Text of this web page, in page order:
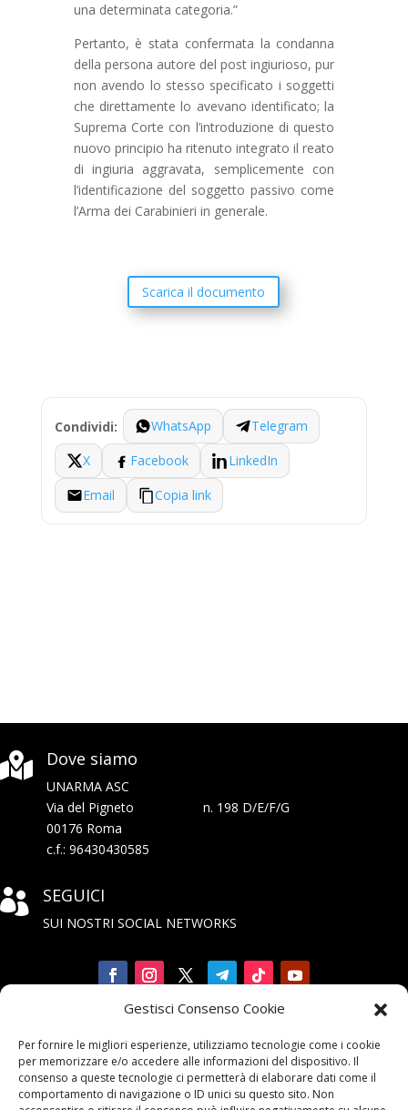
Gestisci Consenso Cookie
Per fornire le migliori esperienze, utilizziamo tecnologie come i cookie
per memorizzare e/o accedere alle informazioni del dispositivo. Il
consenso a queste tecnologie ci permetterà di elaborare dati come il
comportamento di navigazione o ID unici su questo sito. Non
una determinata categoria.”
Pertanto, è stata confermata la condanna
della persona autore del post ingiurioso, pur
non avendo lo stesso specificato i soggetti
che direttamente lo avevano identificato; la
Suprema Corte con l’introduzione di questo
nuovo principio ha ritenuto integrato il reato
di ingiuria aggravata, semplicemente con
l’identificazione del soggetto passivo come
l’Arma dei Carabinieri in generale.
Scarica il documento
Condividi: WhatsApp
Telegram
X
Facebook
LinkedIn
Email
Copia link
 Dove siamo
UNARMA ASC
Via del Pigneto n. 198 D/E/F/G
00176 Roma
c.f.: 96430430585
 SEGUICI
SUI NOSTRI SOCIAL NETWORKS

alla Newsletter